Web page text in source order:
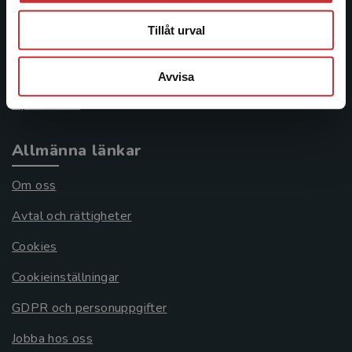
Tillåt urval
Avvisa
046-31 21 00
Frågor och svar
Systemkrav
Allmänna länkar
Om oss
Avtal och rättigheter
Cookies
Cookieinställningar
GDPR och personuppgifter
Jobba hos oss